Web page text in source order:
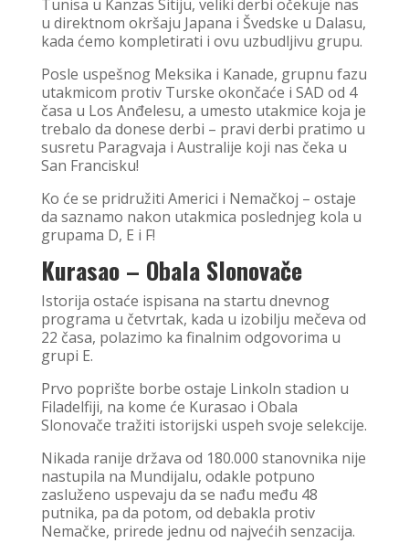
Tunisa u Kanzas Sitiju, veliki derbi očekuje nas
u direktnom okršaju Japana i Švedske u Dalasu,
kada ćemo kompletirati i ovu uzbudljivu grupu.
Posle uspešnog Meksika i Kanade, grupnu fazu
utakmicom protiv Turske okončaće i SAD od 4
časa u Los Anđelesu, a umesto utakmice koja je
trebalo da donese derbi – pravi derbi pratimo u
susretu Paragvaja i Australije koji nas čeka u
San Francisku!
Ko će se pridružiti Americi i Nemačkoj – ostaje
da saznamo nakon utakmica poslednjeg kola u
grupama D, E i F!
Kurasao – Obala Slonovače
Istorija ostaće ispisana na startu dnevnog
programa u četvrtak, kada u izobilju mečeva od
22 časa, polazimo ka finalnim odgovorima u
grupi E.
Prvo poprište borbe ostaje Linkoln stadion u
Filadelfiji, na kome će Kurasao i Obala
Slonovače tražiti istorijski uspeh svoje selekcije.
Nikada ranije država od 180.000 stanovnika nije
nastupila na Mundijalu, odakle potpuno
zasluženo uspevaju da se nađu među 48
putnika, pa da potom, od debakla protiv
Nemačke, prirede jednu od najvećih senzacija.